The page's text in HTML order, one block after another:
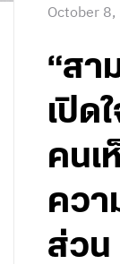
October
“สา
เปิด
คนเ
ควา
ส่วน